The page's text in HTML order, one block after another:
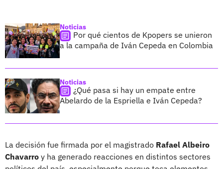
Noticias
Por qué cientos de Kpopers se unieron
a la campaña de Iván Cepeda en Colombia
Noticias
¿Qué pasa si hay un empate entre
Abelardo de la Espriella e Iván Cepeda?
La decisión fue firmada por el magistrado Rafael Albeiro
Chavarro y ha generado reacciones en distintos sectores